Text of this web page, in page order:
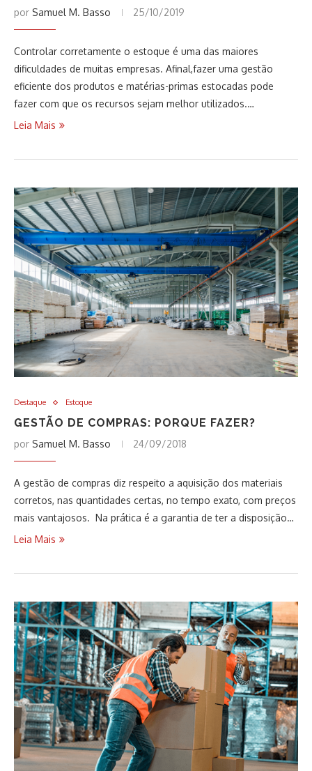
por Samuel M. Basso 25/10/2019
Controlar corretamente o estoque é uma das maiores
dificuldades de muitas empresas. Afinal,fazer uma gestão
eficiente dos produtos e matérias-primas estocadas pode
fazer com que os recursos sejam melhor utilizados.…
Leia Mais
Destaque Estoque
GESTÃO DE COMPRAS: PORQUE FAZER?
por Samuel M. Basso 24/09/2018
A gestão de compras diz respeito a aquisição dos materiais
corretos, nas quantidades certas, no tempo exato, com preços
mais vantajosos. Na prática é a garantia de ter a disposição…
Leia Mais